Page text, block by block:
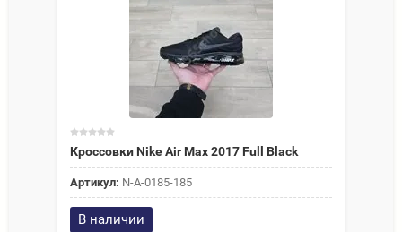
Кроссовки Nike Air Max 2017 Full Black
Артикул: N-A-0185-185
В наличии